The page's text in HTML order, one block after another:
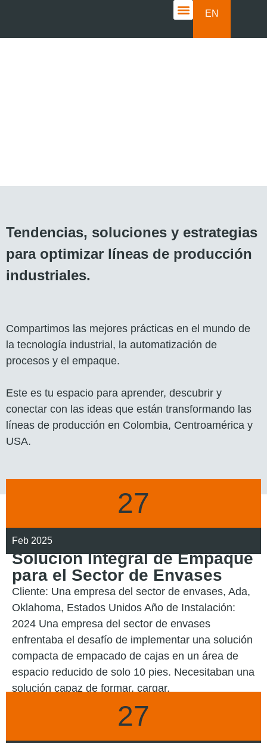
EN
Tendencias, soluciones y estrategias
para optimizar líneas de producción
industriales.
Compartimos las mejores prácticas en el mundo de
la tecnología industrial, la automatización de
procesos y el empaque.
Este es tu espacio para aprender, descubrir y
conectar con las ideas que están transformando las
líneas de producción en Colombia, Centroamérica y
USA.
27
Feb 2025
Solución Integral de Empaque
para el Sector de Envases
Cliente: Una empresa del sector de envases, Ada,
Oklahoma, Estados Unidos Año de Instalación:
2024 Una empresa del sector de envases
enfrentaba el desafío de implementar una solución
compacta de empacado de cajas en un área de
espacio reducido de solo 10 pies. Necesitaban una
solución capaz de formar, cargar,
27